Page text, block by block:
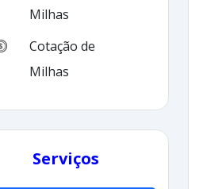
Milhas
Cotação de
Milhas
Serviços